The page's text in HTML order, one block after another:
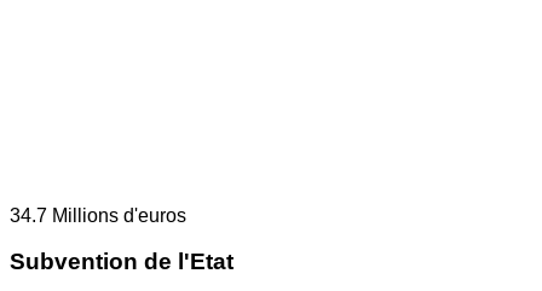
34.7 Millions d'euros
Subvention de l'Etat